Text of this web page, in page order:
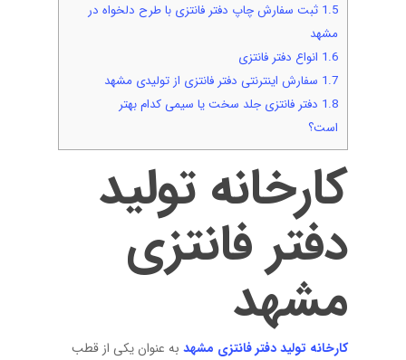
1.5 ثبت سفارش چاپ دفتر فانتزی با طرح دلخواه در
مشهد
1.6 انواع دفتر فانتزی
1.7 سفارش اینترنتی دفتر فانتزی از تولیدی مشهد
1.8 دفتر فانتزی جلد سخت یا سیمی کدام بهتر
است؟
کارخانه تولید
دفتر فانتزی
مشهد
کارخانه تولید دفتر فانتزی مشهد به عنوان یکی از قطب